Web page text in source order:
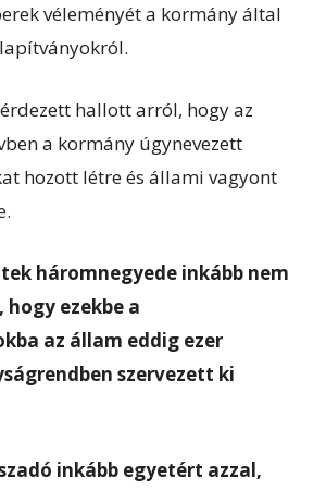
véleményét a kormány által
hallott arról, hogy az
a kormány úgynevezett
hozott létre és állami vagyont
háromnegyede inkább nem
ezekbe a
az állam eddig ezer
szervezett ki
inkább egyetért azzal,